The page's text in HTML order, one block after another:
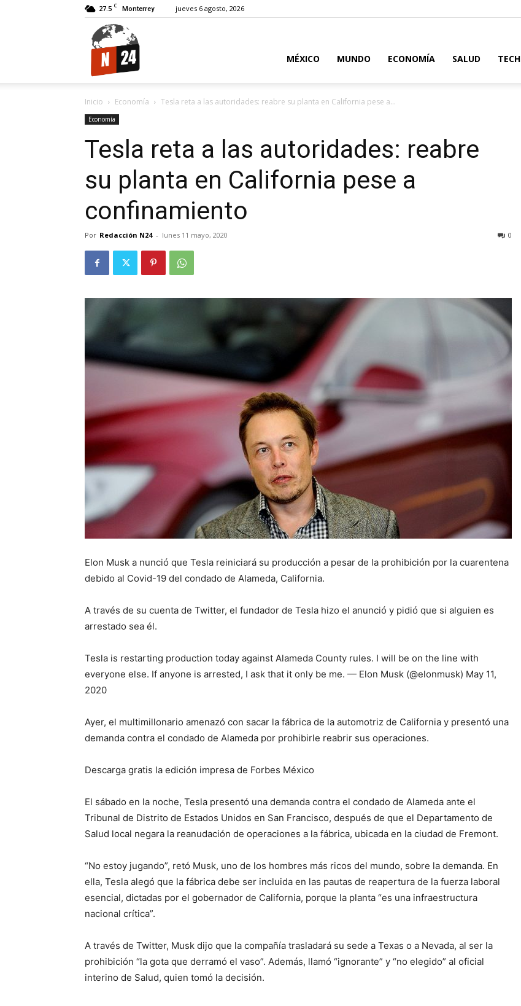
27.5 C Monterrey jueves 6 agosto, 2026
MÉXICO MUNDO ECONOMÍA SALUD TECH
Inicio Economía Tesla reta a las autoridades: reabre su planta en California pese a...
Economía
Tesla reta a las autoridades: reabre
su planta en California pese a
confinamiento
Por Redacción N24 - lunes 11 mayo, 2020 0
Elon Musk a nunció que Tesla reiniciará su producción a pesar de la prohibición por la cuarentena
debido al Covid-19 del condado de Alameda, California.
A través de su cuenta de Twitter, el fundador de Tesla hizo el anunció y pidió que si alguien es
arrestado sea él.
Tesla is restarting production today against Alameda County rules. I will be on the line with
everyone else. If anyone is arrested, I ask that it only be me. — Elon Musk (@elonmusk) May 11,
2020
Ayer, el multimillonario amenazó con sacar la fábrica de la automotriz de California y presentó una
demanda contra el condado de Alameda por prohibirle reabrir sus operaciones.
Descarga gratis la edición impresa de Forbes México
El sábado en la noche, Tesla presentó una demanda contra el condado de Alameda ante el
Tribunal de Distrito de Estados Unidos en San Francisco, después de que el Departamento de
Salud local negara la reanudación de operaciones a la fábrica, ubicada en la ciudad de Fremont.
“No estoy jugando”, retó Musk, uno de los hombres más ricos del mundo, sobre la demanda. En
ella, Tesla alegó que la fábrica debe ser incluida en las pautas de reapertura de la fuerza laboral
esencial, dictadas por el gobernador de California, porque la planta “es una infraestructura
nacional crítica”.
A través de Twitter, Musk dijo que la compañía trasladará su sede a Texas o a Nevada, al ser la
prohibición “la gota que derramó el vaso”. Además, llamó “ignorante” y “no elegido” al oficial
interino de Salud, quien tomó la decisión.